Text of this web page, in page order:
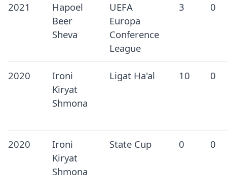
2021
Hapoel
Beer
Sheva
UEFA
Europa
Conference
League
3 0
2020
Ironi
Kiryat
Shmona
Ligat Ha'al 10 0
2020
Ironi
Kiryat
Shmona
State Cup 0 0